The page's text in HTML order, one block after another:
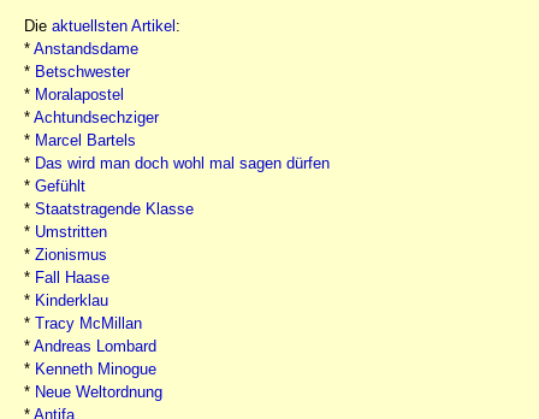
Die aktuellsten Artikel :
* Anstandsdame
* Betschwester
* Moralapostel
* Achtundsechziger
* Marcel Bartels
* Das wird man doch wohl mal sagen dürfen
* Gefühlt
* Staatstragende Klasse
* Umstritten
* Zionismus
* Fall Haase
* Kinderklau
* Tracy McMillan
* Andreas Lombard
* Kenneth Minogue
* Neue Weltordnung
* Antifa